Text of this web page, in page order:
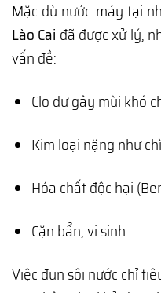
Mặc dù nước máy tại
Lào Cai đã được xử lý,
vấn đề:
Clo dư gây mùi khó
Kim loại nặng như chì
Hóa chất độc hại
Cặn bẩn, vi sinh
Việc đun sôi nước chỉ